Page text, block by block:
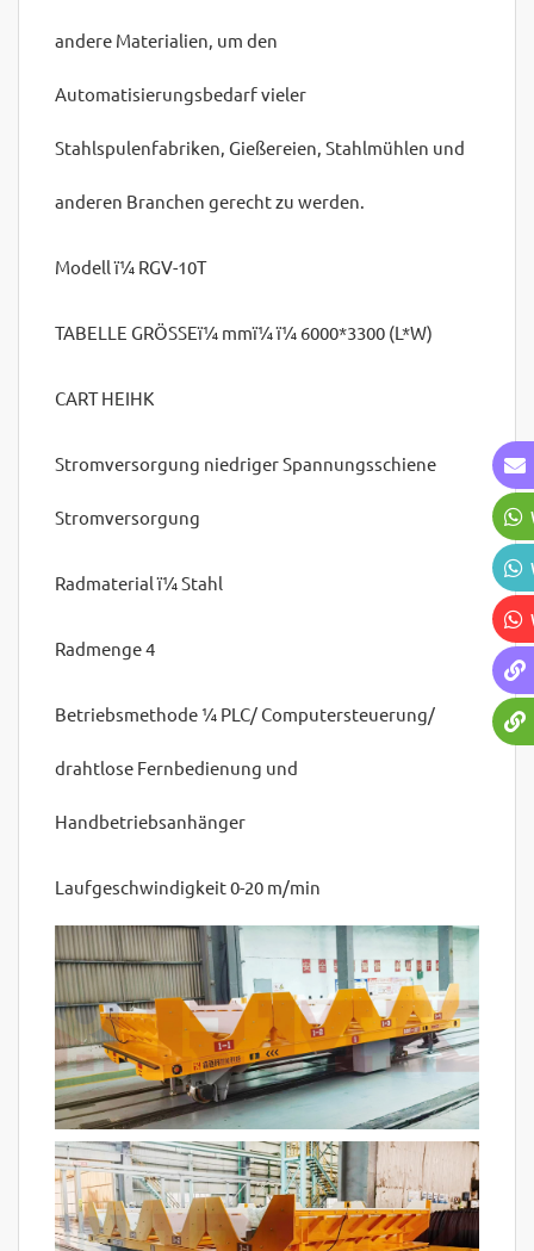
andere Materialien, um den
Automatisierungsbedarf vieler
Stahlspulenfabriken, Gießereien, Stahlmühlen und
anderen Branchen gerecht zu werden.
Modell ï¼ RGV-10T
TABELLE GRÖSSEï¼ mmï¼ ï¼ 6000*3300 (L*W)
CART HEIHK
Stromversorgung niedriger Spannungsschiene
Stromversorgung
Radmaterial ï¼ Stahl
Radmenge 4
Betriebsmethode ¼ PLC/ Computersteuerung/
drahtlose Fernbedienung und
Handbetriebsanhänger
Laufgeschwindigkeit 0-20 m/min